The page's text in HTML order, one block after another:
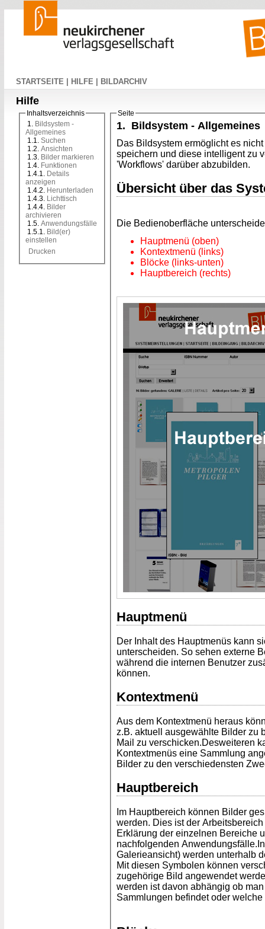
STARTSEITE | HILFE | BILDARCHIV
Hilfe
Inhaltsverzeichnis
1. Bildsystem -
Allgemeines
1.1. Suchen
1.2. Ansichten
1.3. Bilder markieren
1.4. Funktionen
1.4.1. Details
anzeigen
1.4.2. Herunterladen
1.4.3. Lichttisch
1.4.4. Bilder
archivieren
1.5. Anwendungsfälle
1.5.1. Bild(er)
einstellen
Drucken
Seite
1. Bildsystem - Allgemeines
Das Bildsystem ermöglicht es
speichern und diese intelligent zu
'Workflows' darüber abzubilden.
Übersicht über das
Die Bedienoberfläche
Hauptmenü (oben)
Kontextmenü (links)
Blöcke (links-unten)
Hauptbereich (rechts)
Hauptmenü
Der Inhalt des Hauptmenüs kann
unterscheiden. So sehen externe
während die internen Benutzer
können.
Kontextmenü
Aus dem Kontextmenü heraus
z.B. aktuell ausgewählte Bilder zu
Mail zu verschicken.Desweiteren
Kontextmenüs eine Sammlung
Bilder zu den verschiedensten
Hauptbereich
Im Hauptbereich können Bilder
werden. Dies ist der
Erklärung der einzelnen Bereiche
nachfolgenden
Galerieansicht) werden unterhalb
Mit diesen Symbolen können
zugehörige Bild angewendet
werden ist davon abhängig ob
Sammlungen befindet oder